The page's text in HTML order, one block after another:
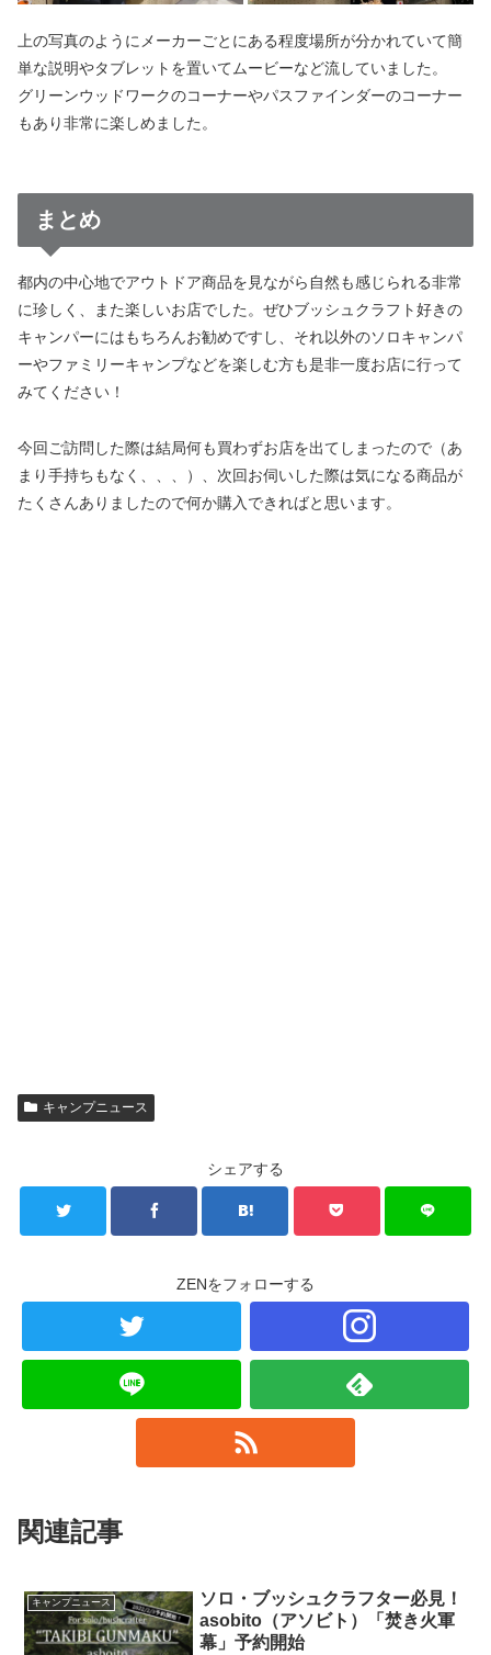
上の写真のようにメーカーごとにある程度場所が分かれていて簡
単な説明やタブレットを置いてムービーなど流していました。
グリーンウッドワークのコーナーやパスファインダーのコーナー
もあり非常に楽しめました。
まとめ
都内の中心地でアウトドア商品を見ながら自然も感じられる非常
に珍しく、また楽しいお店でした。ぜひブッシュクラフト好きの
キャンパーにはもちろんお勧めですし、それ以外のソロキャンパ
ーやファミリーキャンプなどを楽しむ方も是非一度お店に行って
みてください！
今回ご訪問した際は結局何も買わずお店を出てしまったので（あ
まり手持ちもなく、、、）、次回お伺いした際は気になる商品が
たくさんありましたので何か購入できればと思います。
キャンプニュース
シェアする
ZENをフォローする
関連記事
キャンプニュース
ソロ・ブッシュクラフター必見！
asobito（アソビト）「焚き火軍
幕」予約開始